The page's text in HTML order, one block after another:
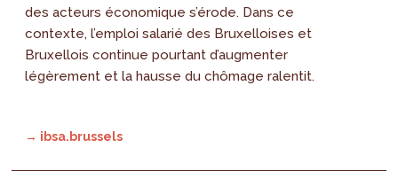
des acteurs économique s’érode. Dans ce
contexte, l’emploi salarié des Bruxelloises et
Bruxellois continue pourtant d’augmenter
légèrement et la hausse du chômage ralentit.
→ ibsa.brussels